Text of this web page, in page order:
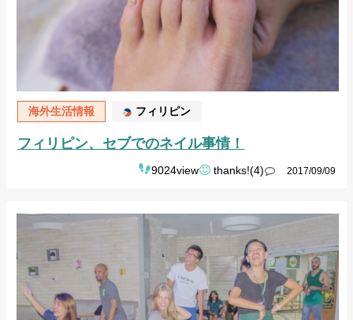
海外生活情報 フィリピン
フィリピン、セブでのネイル事情！
9024view thanks!(4) 2017/09/09